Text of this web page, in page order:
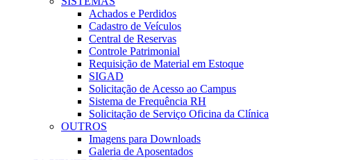
Achados e Perdidos
Cadastro de Veículos
Central de Reservas
Controle Patrimonial
Requisição de Material em Estoque
SIGAD
Solicitação de Acesso ao Campus
Sistema de Frequência RH
Solicitação de Serviço Oficina da Clínica
OUTROS
Imagens para Downloads
Galeria de Aposentados